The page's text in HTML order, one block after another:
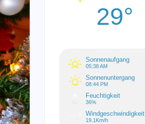
29°
Sonnenaufgang
05:38 AM
Sonnenuntergang
08:44 PM
Feuchtigkeit
36%
Windgeschwindigkeit
19.1Km/h